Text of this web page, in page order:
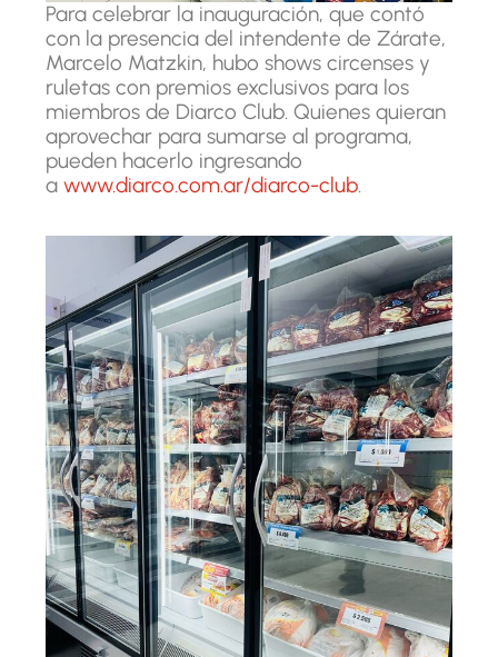
Para celebrar la inauguración, que contó
con la presencia del intendente de Zárate,
Marcelo Matzkin, hubo shows circenses y
ruletas con premios exclusivos para los
miembros de Diarco Club. Quienes quieran
aprovechar para sumarse al programa,
pueden hacerlo ingresando
awww.diarco.com.ar/diarco-club.